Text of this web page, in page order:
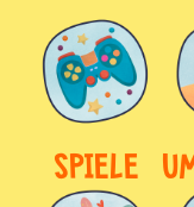
SPIELE